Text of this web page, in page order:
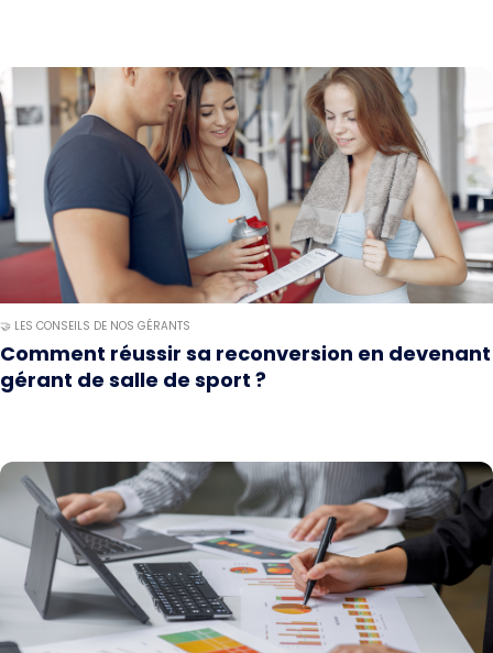
🤝 LES CONSEILS DE NOS GÉRANTS
Comment réussir sa reconversion en devenant
gérant de salle de sport ?